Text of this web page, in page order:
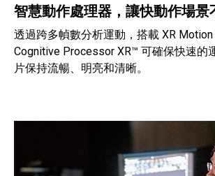
智慧動作處理器，讓快動作場景
透過跨多幀數分析運動，搭載 XR
Cognitive Processor XR™ 可確保快速的
片保持流暢、明亮和清晰。